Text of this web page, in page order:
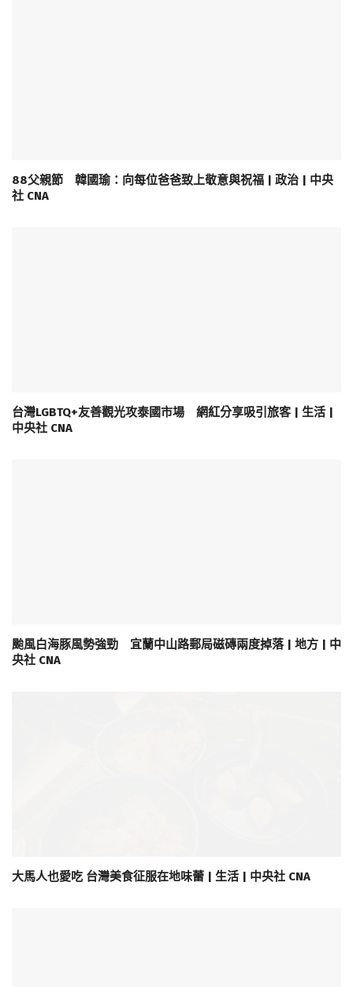
88父親節 韓國瑜：向每位爸爸致上敬意與祝福 | 政治 | 中央
社 CNA
台灣LGBTQ+友善觀光攻泰國市場 網紅分享吸引旅客 | 生活 |
中央社 CNA
颱風白海豚風勢強勁 宜蘭中山路郵局磁磚兩度掉落 | 地方 | 中
央社 CNA
大馬人也愛吃 台灣美食征服在地味蕾 | 生活 | 中央社 CNA